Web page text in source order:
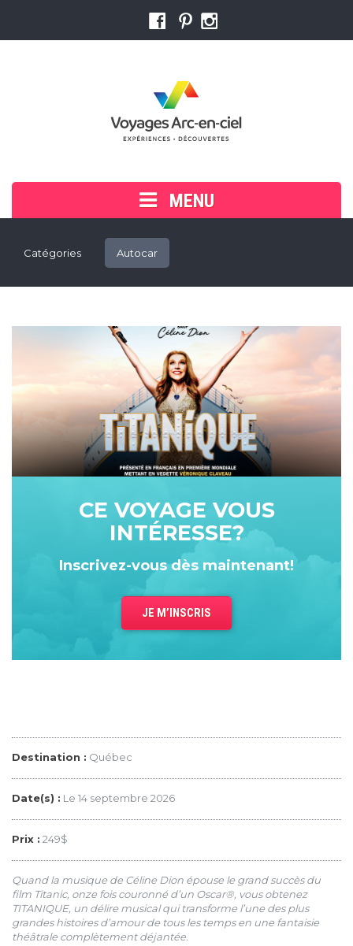
MENU
Voyager en groupe
Trouver un conseiller
Assistez à nos sessions d'information
Liens utiles
Département Corporatif
Nous joindre
Conditions de réservation
Catégories Autocar
CE VOYAGE VOUS
INTÉRESSE?
Inscrivez-vous dès maintenant!
JE M’INSCRIS
Destination : Québec
Date(s) : Le 14 septembre 2026
Prix : 249$
Quand la musique de Céline Dion épouse le grand succès du
film Titanic, onze fois couronné d’un Oscar®, vous obtenez
TITANIQUE, un délire musical qui transforme l’une des plus
grandes histoires d’amour de tous les temps en une fantaisie
théâtrale complètement déjantée.